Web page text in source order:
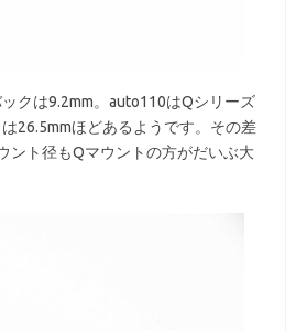
クは9.2mm。auto110はQシリーズ
26.5mmほどあるようです。その差
ント径もQマウントの方がだいぶ大